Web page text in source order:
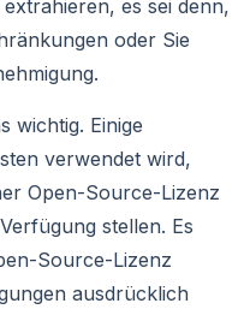
es sei denn,
oder Sie
wichtig. Einige
verwendet wird,
Open-Source-Lizenz
stellen. Es
Source-Lizenz
ausdrücklich